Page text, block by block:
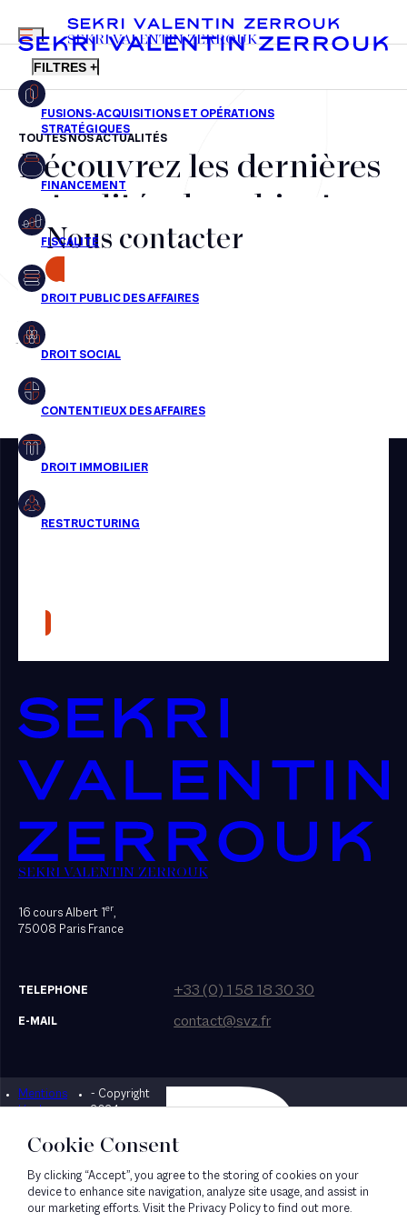
FR EN
MENU
SEKRI VALENTIN ZERROUK
FILTRES +
Fusions-acquisitions et opérations stratégiques
Financement
Fiscalité
Droit public des affaires
Droit social
Droit immobilier
Restructuring
Presse
TOUTES NOS ACTUALITÉS
Découvrez les dernières
actualités du cabinet,
nos récompenses et nos
transactions, jour après
jour
Aucun résultats pour cette recherche
Nous contacter
SEKRI VALENTIN ZERROUK
16 cours Albert 1er,
75008 Paris France
TELEPHONE +33 (0) 1 58 18 30 30
E-MAIL contact@svz.fr
Mentions
légales
- Copyright
2024
Designed by Bonhomme
Cookie Consent
By clicking “Accept”, you agree to the storing of cookies on your
device to enhance site navigation, analyze site usage, and assist in
our marketing efforts. Visit the Privacy Policy to find out more.